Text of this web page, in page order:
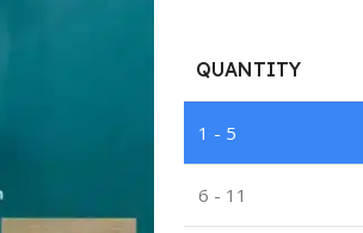
QUANTITY
1 - 5
6 - 11